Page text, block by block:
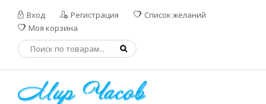
Вход Регистрация
Список желаний
Моя корзина